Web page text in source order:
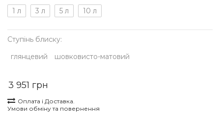
1 л
3 л 5 л 10 л
Ступінь блиску:
глянцевий
шовковисто-матовий
3 951 грн
Оплата і Доставка.
Умови обміну та повернення